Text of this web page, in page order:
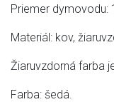
Priemer dymovodu:
Materiál: kov,
Žiaruvzdorná farba
Farba: šedá.